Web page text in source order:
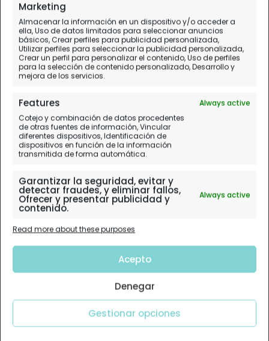
Marketing
Almacenar la información en un dispositivo y/o acceder a
ella, Uso de datos limitados para seleccionar anuncios
básicos, Crear perfiles para publicidad personalizada,
Utilizar perfiles para seleccionar la publicidad personalizada,
Crear un perfil para personalizar el contenido, Uso de perfiles
para la selección de contenido personalizado, Desarrollo y
mejora de los servicios.
Features
Always active
Cotejo y combinación de datos procedentes
de otras fuentes de información, Vincular
diferentes dispositivos, Identificación de
dispositivos en función de la información
transmitida de forma automática.
Garantizar la seguridad, evitar y
detectar fraudes, y eliminar fallos,
Ofrecer y presentar publicidad y
contenido.
Always active
Read more about these purposes
Acepto
Denegar
Gestionar opciones